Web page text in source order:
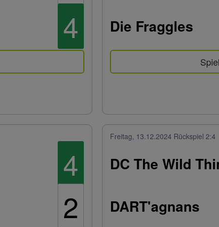
4 Die Fraggles
4
2
Freitag, 13.12.2024 Rückspiel 2:4
DC The Wild
DART'agnans